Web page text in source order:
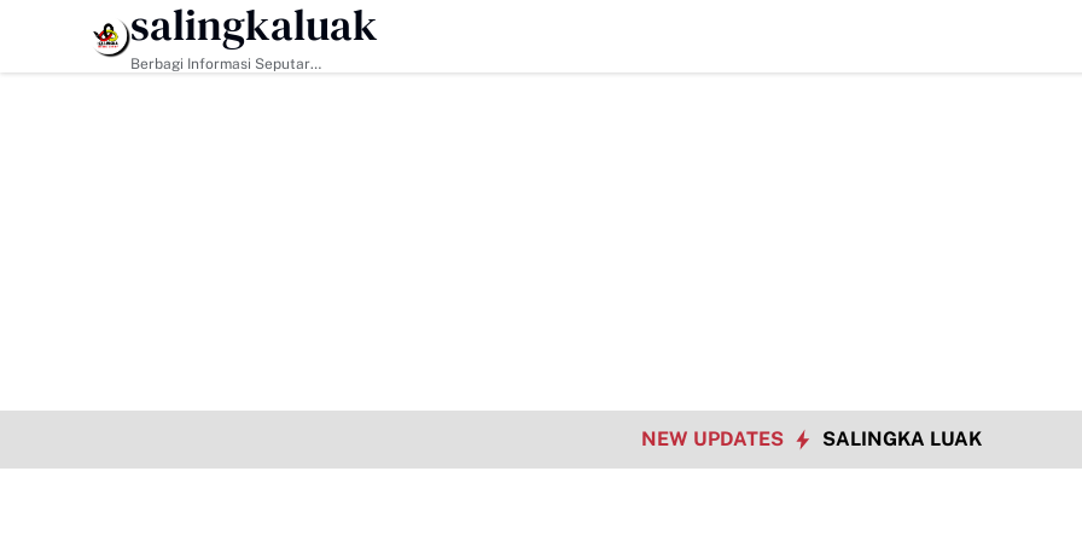
HEADLINE TMMD
salingkaluak
Berbagi Informasi Seputar
NEW UPDATES SALINGKA LUAK